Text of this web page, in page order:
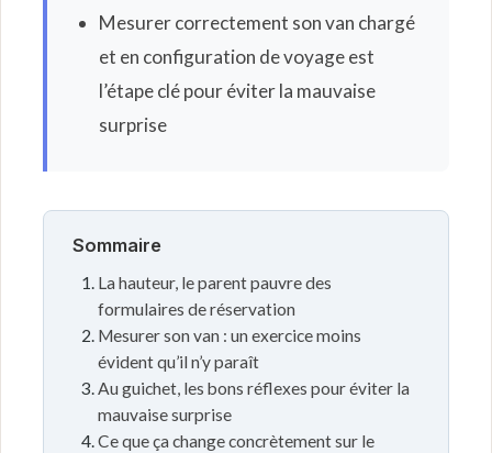
Mesurer correctement son van chargé
et en configuration de voyage est
l’étape clé pour éviter la mauvaise
surprise
Sommaire
La hauteur, le parent pauvre des
formulaires de réservation
Mesurer son van : un exercice moins
évident qu’il n’y paraît
Au guichet, les bons réflexes pour éviter la
mauvaise surprise
Ce que ça change concrètement sur le